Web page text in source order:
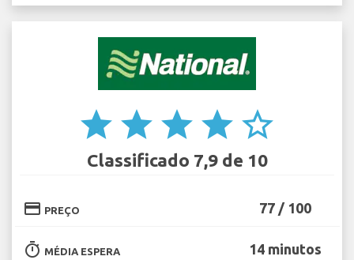
star star star star star_border
Classificado 7,9 de 10
credit_card PREÇO 77 / 100
timer MÉDIA ESPERA 14 minutos